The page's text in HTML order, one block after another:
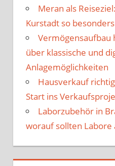
Meran als
Kurstadt so
Vermögensaufbau
über klassische und
Anlagemöglichkeiten
Hausverkauf
Start ins
Laborzubehör in
worauf sollten Labore